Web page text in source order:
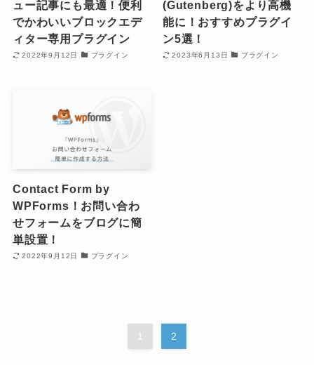
ュー記事にも最適！便利
でかわいいブロックエデ
ィター専用プラグイン
2022年9月12日 プラグイン
(Gutenberg)をより高機
能に！おすすめプラグイ
ン5選！
2023年6月13日 プラグイン
Contact Form by
WPForms！お問い合わ
せフォームをブログに簡
単設置！
2022年9月12日 プラグイン
1 2